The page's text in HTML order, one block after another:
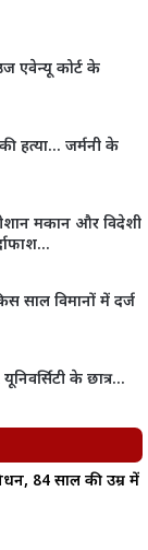
एवेन्यू कोर्ट के
हत्या… जर्मनी के
मकान और विदेशी
साल विमानों में दर्ज
के छात्र…
84 साल की उम्र में